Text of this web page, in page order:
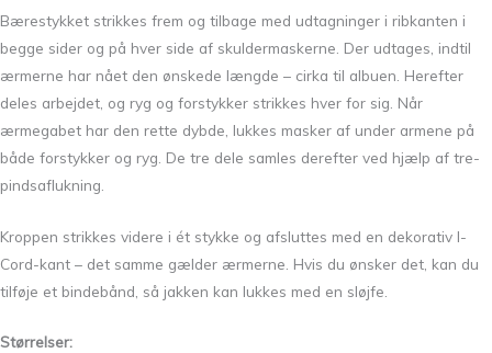
Bærestykket strikkes frem og tilbage med udtagninger i ribkanten i
begge sider og på hver side af skuldermaskerne. Der udtages, indtil
ærmerne har nået den ønskede længde – cirka til albuen. Herefter
deles arbejdet, og ryg og forstykker strikkes hver for sig. Når
ærmegabet har den rette dybde, lukkes masker af under armene på
både forstykker og ryg. De tre dele samles derefter ved hjælp af tre-
pindsaflukning.
Kroppen strikkes videre i ét stykke og afsluttes med en dekorativ I-
Cord-kant – det samme gælder ærmerne. Hvis du ønsker det, kan du
tilføje et bindebånd, så jakken kan lukkes med en sløjfe.
Størrelser: